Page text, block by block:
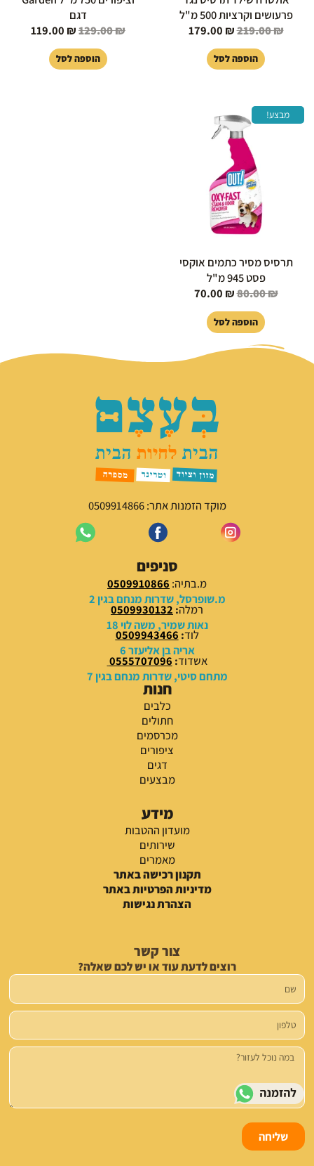
פרעושים וקרציות 500 מ"ל
219.00₪
179.00 ₪
הוספה לסל
דגם
129.00₪
119.00 ₪
הוספה לסל
מבצע!
תרסיס מסיר כתמים אוקסי
פסט 945 מ"ל
80.00₪
המקורי
היה:
80.00 ₪.
70.00 ₪
הוספה לסל
מוקד הזמנות אתר: 0509914866
סניפים
מ.בתיה: 0509910866
מ.שופרסל, שדרות מנחם בגין 2
רמלה:
0509930132
נאות שמיר, משה לוי 18
לוד:
0509943466
אריה בן אליעזר 6
אשדוד:
0555707096
מתחם סיטי, שדרות מנחם בגין 7
חנות
כלבים
חתולים
מכרסמים
ציפורים
דגים
מבצעים
מידע
מועדון ההטבות
שירותים
מאמרים
תקנון רכישה באתר
מדיניות הפרטיות באתר
הצהרת נגישות
צור קשר
רוצים לדעת עוד או יש לכם שאלה?
שם
טלפון
הודעה
שליחה